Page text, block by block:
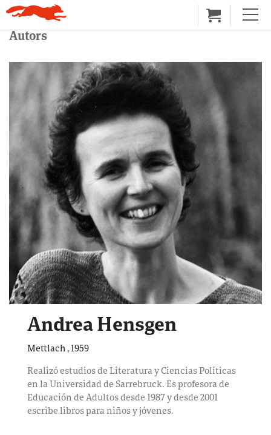
Autors
Andrea Hensgen
Mettlach,1959
Realizó estudios de Literatura y Ciencias Políticas
en la Universidad de Sarrebruck. Es profesora de
Educación de Adultos desde 1987 y desde 2001
escribe libros para niños y jóvenes.